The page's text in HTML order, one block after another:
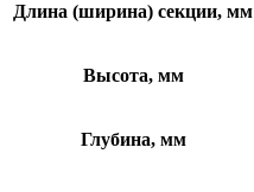
Длина (ширина) секции, мм
Высота, мм
Глубина, мм